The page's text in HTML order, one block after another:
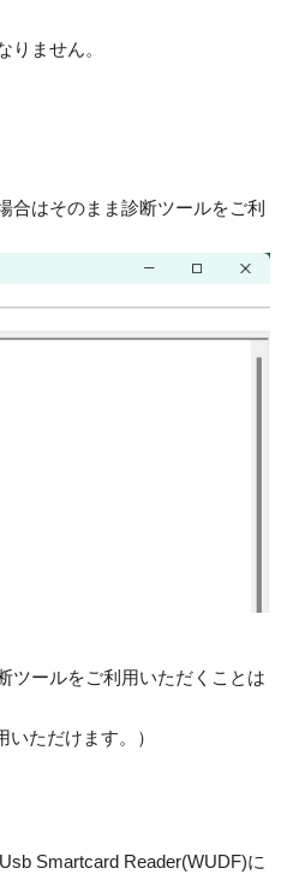
りません。
合はそのまま診断ツールをご利
ツールをご利用いただくことは
ただけます。）
Smartcard Reader(WUDF)に